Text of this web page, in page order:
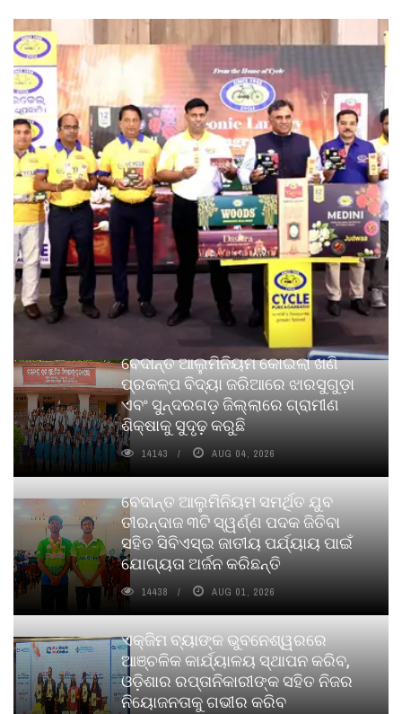
ବେଦାନ୍ତ ଆଲୁମିନିୟମ କୋଇଲା ଖଣି
ପ୍ରକଳ୍ପ ବିଦ୍ୟା ଜରିଆରେ ଝାରସୁଗୁଡ଼ା
ଏବଂ ସୁନ୍ଦରଗଡ଼ ଜିଲ୍ଲାରେ ଗ୍ରାମୀଣ
ଶିକ୍ଷାକୁ ସୁଦୃଢ଼ କରୁଛି
14143 AUG 04, 2026
ବେଦାନ୍ତ ଆଲୁମିନିୟମ ସମର୍ଥିତ ଯୁବ
ତୀରନ୍ଦାଜ ୩ଟି ସ୍ୱର୍ଣ୍ଣ ପଦକ ଜିତିବା
ସହିତ ସିବିଏସ୍ଇ ଜାତୀୟ ପର୍ଯ୍ୟାୟ ପାଇଁ
ଯୋଗ୍ୟତା ଅର୍ଜନ କରିଛନ୍ତି
14438 AUG 01, 2026
ଏକ୍ଜିମ ବ୍ୟାଙ୍କ ଭୁବନେଶ୍ୱରରେ
ଆଞ୍ଚଳିକ କାର୍ଯ୍ୟାଳୟ ସ୍ଥାପନ କରିବ,
ଓଡ଼ିଶାର ରପ୍ତାନିକାରୀଙ୍କ ସହିତ ନିଜର
ନିୟୋଜନତାକୁ ଗଭୀର କରିବ